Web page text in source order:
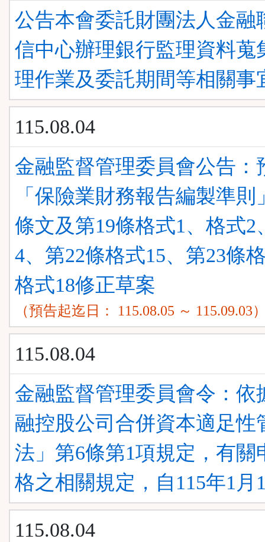
公告本會委託財團法人金融
信中心辦理銀行監理資料蒐
理作業及委託期間等相關事
115.08.04
金融監督管理委員會公告：
「保險業財務報告編製準則
條文及第19條格式1、格式2
4、第22條格式15、第23條
格式18修正草案
（預告起迄日： 115.08.05 ～ 115.09.03
115.08.04
金融監督管理委員會令：依
融控股公司合併資本適足性
法」第6條第1項規定，有關
格之相關規定，自115年1月
115.08.04